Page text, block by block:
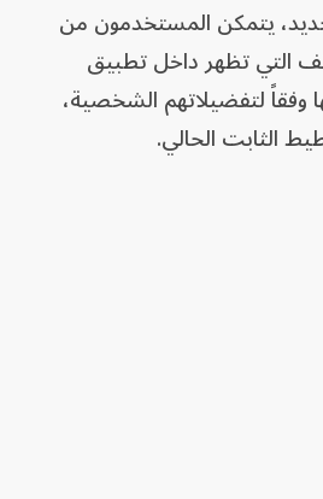
يتمكن المستخدمون من
التي تظهر داخل تطبيق
وفقاً لتفضيلاتهم الشخصية،
الثابت الحالي.